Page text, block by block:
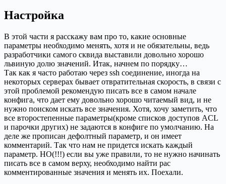
Настройка
В этой части я расскажу вам про то, какие основные
параметры необходимо менять, хотя и не обязательны, ведь
разработчики самого сквида выставили довольно хорошо
львиную долю значений. Итак, начнем по порядку…
Так как я часто работаю через ssh соединение, иногда на
некоторых серверах бывает отвратительная скорость, в связи с
этой проблемой рекомендую писать все в самом начале
конфига, что дает ему довольно хорошо читаемый вид, и не
нужно поиском искать все значения. Хотя, хочу заметить, что
все второстепенные параметры(кроме списков доступов ACL
и парочки других) не задаются в конфиге по умолчанию. На
деле же прописан дефолтный параметр, и он имеет
комментарий. Так что нам не придется искать каждый
параметр. НО(!!!) если вы уже правили, то не нужно начинать
писать все в самом верху, необходимо найти рас
комментированные значения и менять их. Поехали.